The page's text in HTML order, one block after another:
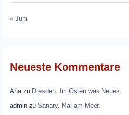
« Juni
Neueste Kommentare
Anazu Dresden. Im Osten was Neues.
adminzu Sanary. Mai am Meer.